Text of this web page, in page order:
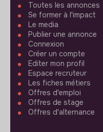
Toutes les annonces
Se former à l'impact
Le media
Publier une annonce
Connexion
Créer un compte
Editer mon profil
Espace recruteur
Les fiches métiers
Offres d'emploi
Offres de stage
Offres d'alternance